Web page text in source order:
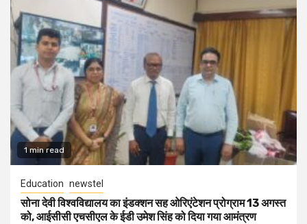
1 min read
Education newstel
सोना देवी विश्वविद्यालय का इंडक्शन सह ओरिएंटेशन प्रोग्राम 13 अगस्त
को, आईसीसी एचसीएल के ईडी उमेश सिंह को दिया गया आमंत्रण